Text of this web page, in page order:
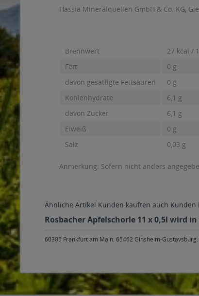
Hassia Mineralquellen GmbH & Co. KG,
Brennwert
27 kcal /
Fett
0 g
davon gesättigte Fettsäuren
0 g
Kohlenhydrate
6,1 g
davon Zucker
6,1 g
Eiweiß
0 g
Salz
0,03 g
Anmerkung: Sofern nicht anders
Ähnliche Artikel Kunden kauften auch Kunden
Rosbacher Apfelschorle 11 x 0,5l wird
60385 Frankfurt am Main, 65462 Ginsheim-Gustavsburg,